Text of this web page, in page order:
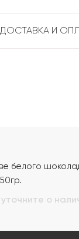
ДОСТАВКА И
белого
о